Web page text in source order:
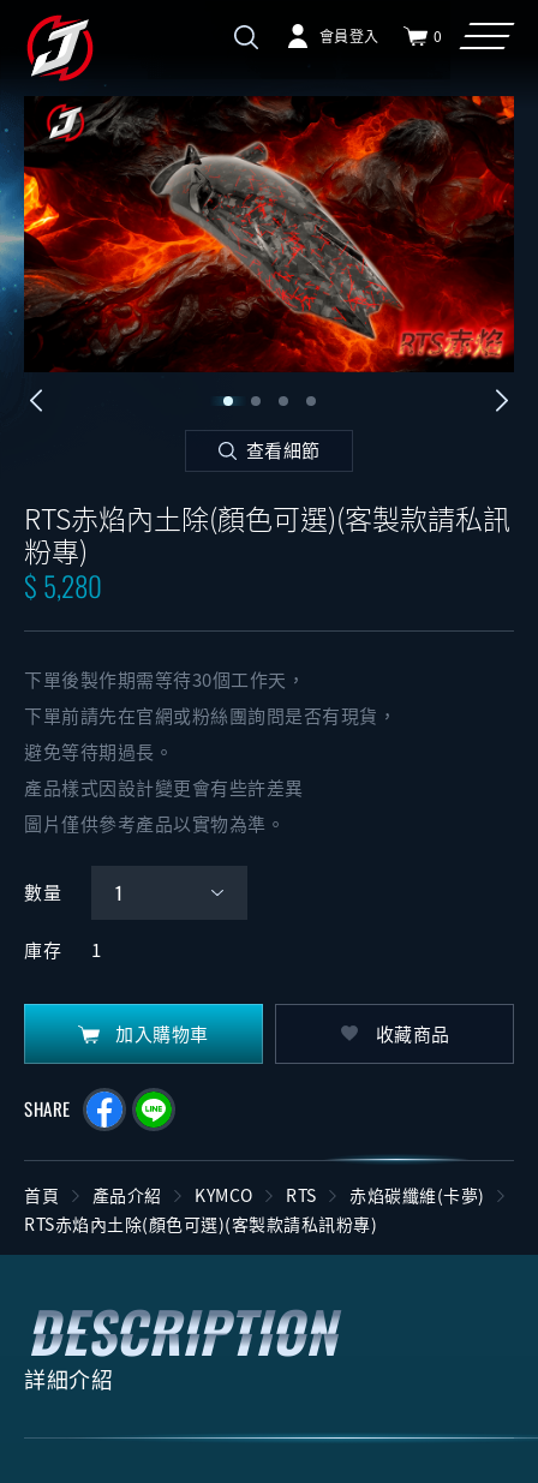
會員登入 0
查看細節
RTS赤焰內土除(顏色可選)(客製款請私訊
粉專)
$ 5,280
下單後製作期需等待30個工作天，
下單前請先在官網或粉絲團詢問是否有現貨，
避免等待期過長。
產品樣式因設計變更會有些許差異
圖片僅供參考產品以實物為準。
數量
庫存 1
加入購物車 收藏商品
SHARE
首頁 產品介紹 KYMCO RTS
赤焰碳纖維(卡夢)
RTS赤焰內土除(顏色可選)(客製款請私訊粉專)
詳細介紹